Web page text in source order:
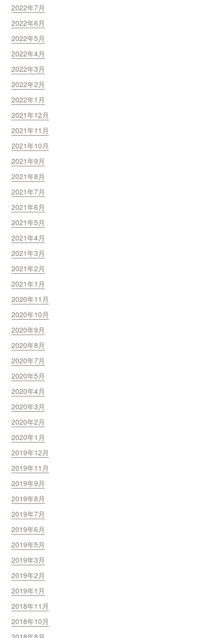
2022年7月
2022年6月
2022年5月
2022年4月
2022年3月
2022年2月
2022年1月
2021年12月
2021年11月
2021年10月
2021年9月
2021年8月
2021年7月
2021年6月
2021年5月
2021年4月
2021年3月
2021年2月
2021年1月
2020年11月
2020年10月
2020年9月
2020年8月
2020年7月
2020年5月
2020年4月
2020年3月
2020年2月
2020年1月
2019年12月
2019年11月
2019年9月
2019年8月
2019年7月
2019年6月
2019年5月
2019年3月
2019年2月
2019年1月
2018年11月
2018年10月